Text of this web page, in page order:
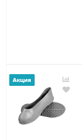
Акция